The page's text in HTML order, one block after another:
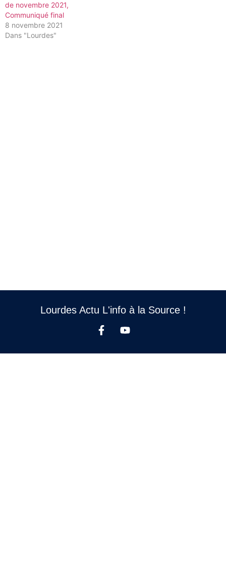
de novembre 2021,
Communiqué final
8 novembre 2021
Dans "Lourdes"
Lourdes Actu L'info à la Source !